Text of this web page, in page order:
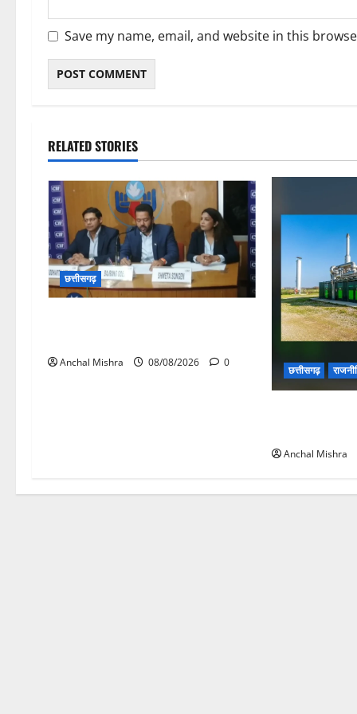
Save my name, email, and website in this
RELATED STORIES
छत्तीसगढ़
Anchal Mishra 08/08/2026 0
छत्तीसगढ़
Anchal Mishra